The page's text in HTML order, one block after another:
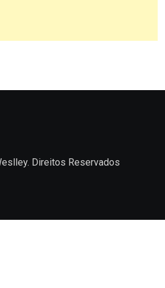
Direitos Reservados